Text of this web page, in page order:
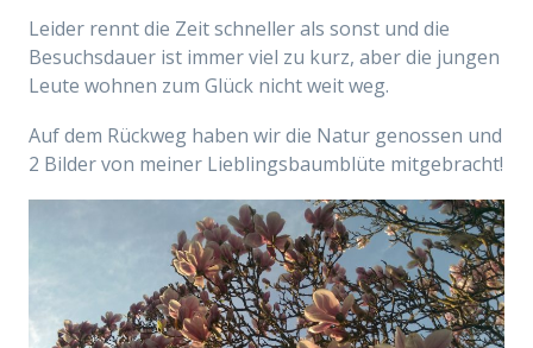
Leider rennt die Zeit schneller als sonst und die
Besuchsdauer ist immer viel zu kurz, aber die jungen
Leute wohnen zum Glück nicht weit weg.
Auf dem Rückweg haben wir die Natur genossen und
2 Bilder von meiner Lieblingsbaumblüte mitgebracht!